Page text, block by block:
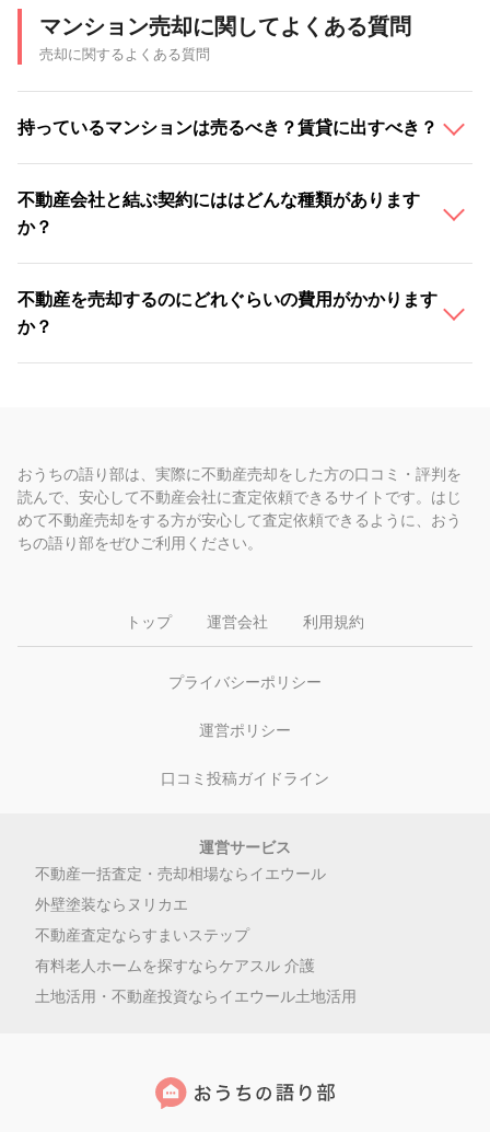
マンション売却に関してよくある質問
売却に関するよくある質問
持っているマンションは売るべき？賃貸に出すべき？
不動産会社と結ぶ契約にははどんな種類があります
か？
不動産を売却するのにどれぐらいの費用がかかります
か？
おうちの語り部は、実際に不動産売却をした方の口コミ・評判を
読んで、安心して不動産会社に査定依頼できるサイトです。はじ
めて不動産売却をする方が安心して査定依頼できるように、おう
ちの語り部をぜひご利用ください。
トップ 運営会社 利用規約
プライバシーポリシー
運営ポリシー
口コミ投稿ガイドライン
運営サービス
不動産一括査定・売却相場ならイエウール
外壁塗装ならヌリカエ
不動産査定ならすまいステップ
有料老人ホームを探すならケアスル 介護
土地活用・不動産投資ならイエウール土地活用